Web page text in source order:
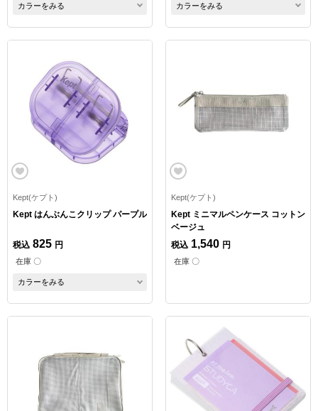
カラーをみる カラーをみる
Kept(ケプト)
Kept はんぶんこクリップ パープル
税込 825 円
在庫 〇
カラーをみる
Kept(ケプト)
Kept ミニマルペンケース コットン
ベージュ
税込 1,540 円
在庫 〇